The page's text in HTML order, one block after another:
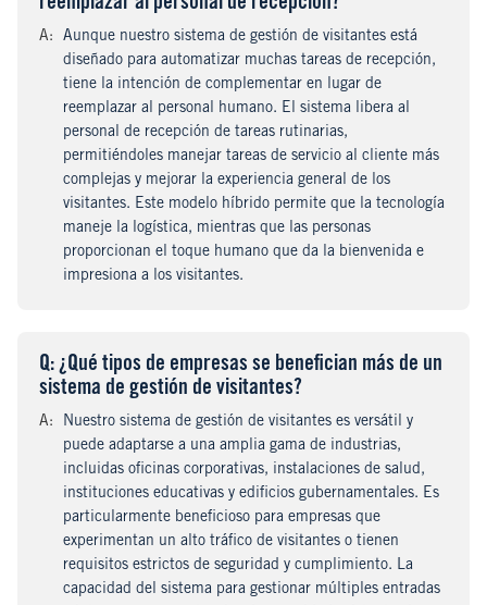
Answer
:
Aunque nuestro sistema de gestión de visitantes está
diseñado para automatizar muchas tareas de recepción,
tiene la intención de complementar en lugar de
reemplazar al personal humano. El sistema libera al
personal de recepción de tareas rutinarias,
permitiéndoles manejar tareas de servicio al cliente más
complejas y mejorar la experiencia general de los
visitantes. Este modelo híbrido permite que la tecnología
maneje la logística, mientras que las personas
proporcionan el toque humano que da la bienvenida e
impresiona a los visitantes.
Question
: ¿Qué tipos de empresas se benefician más de un
sistema de gestión de visitantes?
Answer
:
Nuestro sistema de gestión de visitantes es versátil y
puede adaptarse a una amplia gama de industrias,
incluidas oficinas corporativas, instalaciones de salud,
instituciones educativas y edificios gubernamentales. Es
particularmente beneficioso para empresas que
experimentan un alto tráfico de visitantes o tienen
requisitos estrictos de seguridad y cumplimiento. La
capacidad del sistema para gestionar múltiples entradas